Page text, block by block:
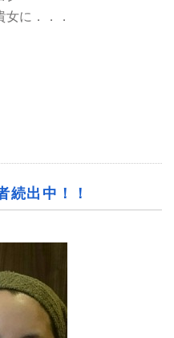
に．．．
続出中！！